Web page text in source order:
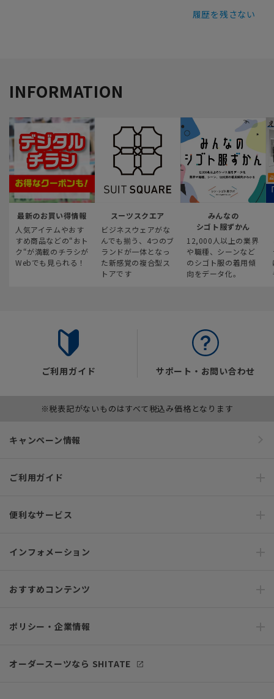
履歴を残さない
INFORMATION
最新のお買い得情報
人気アイテムやおす
すめ商品などの“おト
ク“が満載のチラシが
Webでも見られる！
スーツスクエア
ビジネスウェアがな
んでも揃う、4つのブ
ランドが一体となっ
た新感覚の複合型ス
トアです
みんなの
シゴト服ずかん
12,000人以上の業界
や職種、シーンなど
のシゴト服の着用傾
向をデータ化。
ご利用ガイド サポート・お問い合わせ
※税表記がないものはすべて税込み価格となります
キャンペーン情報
ご利用ガイド
便利なサービス
インフォメーション
おすすめコンテンツ
ポリシー・企業情報
オーダースーツなら SHITATE